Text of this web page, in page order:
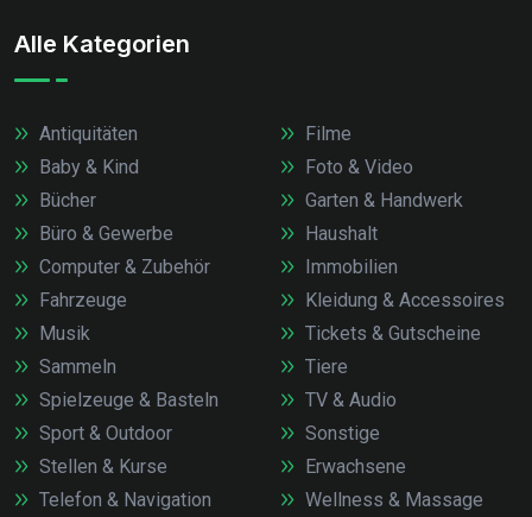
Alle Kategorien
Antiquitäten
Baby & Kind
Bücher
Büro & Gewerbe
Computer & Zubehör
Fahrzeuge
Filme
Foto & Video
Garten & Handwerk
Haushalt
Immobilien
Kleidung & Accessoires
Musik
Sammeln
Spielzeuge & Basteln
Sport & Outdoor
Stellen & Kurse
Telefon & Navigation
Tickets & Gutscheine
Tiere
TV & Audio
Sonstige
Erwachsene
Wellness & Massage